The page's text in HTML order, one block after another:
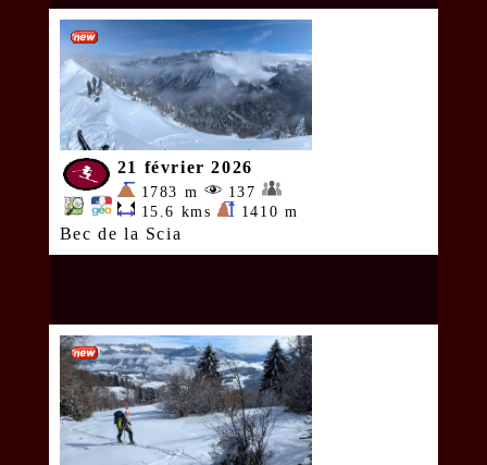
21 février 2026
1783 m
137
15.6 kms
1410 m
Bec de la Scia